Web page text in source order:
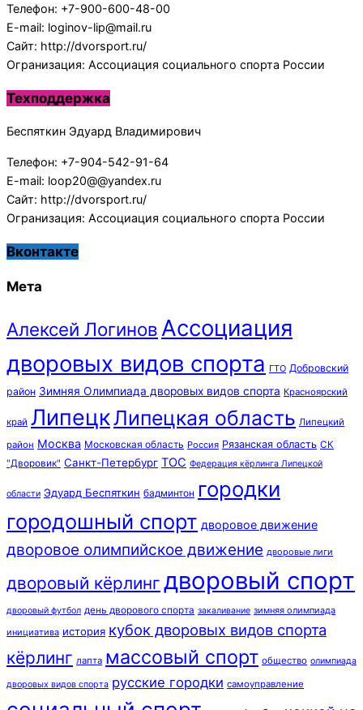
Телефон: +7-900-600-48-00
E-mail: loginov-lip@mail.ru
Сайт: http://dvorsport.ru/
Огранизация: Ассоциация социального спорта России
Техподдержка
Беспяткин Эдуард Владимирович
Телефон: +7-904-542-91-64
E-mail: loop20@@yandex.ru
Сайт: http://dvorsport.ru/
Огранизация: Ассоциация социального спорта России
Вконтакте
Мета
Алексей ЛогиновАссоциация
дворовых видов спорта ГТО Добровский
район Зимняя Олимпиада дворовых видов спорта Красноярский
край ЛипецкЛипецкая область Липецкий
район Москва Московская область Россия Рязанская область СК
"Дворовик" Санкт-Петербург ТОС Федерация кёрлинга Липецкой
области Эдуард Беспяткин бадминтон городки
городошный спорт дворовое движение
дворовое олимпийское движение дворовые лиги
дворовый кёрлинг дворовый спорт
дворовый футбол день дворового спорта закаливание зимняя олимпиада
инициатива история кубок дворовых видов спорта
кёрлинг лапта массовый спорт общество олимпиада
дворовых видов спорта русские городки самоуправление